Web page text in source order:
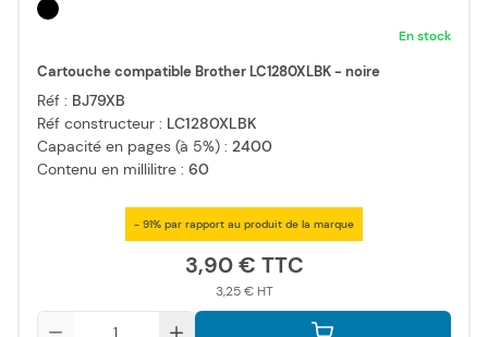
En stock
Cartouche compatible Brother LC1280XLBK - noire
Réf : BJ79XB
Réf constructeur : LC1280XLBK
Capacité en pages (à 5%) : 2400
Contenu en millilitre : 60
- 91% par rapport au produit de la marque
3,90 €
3,25 €